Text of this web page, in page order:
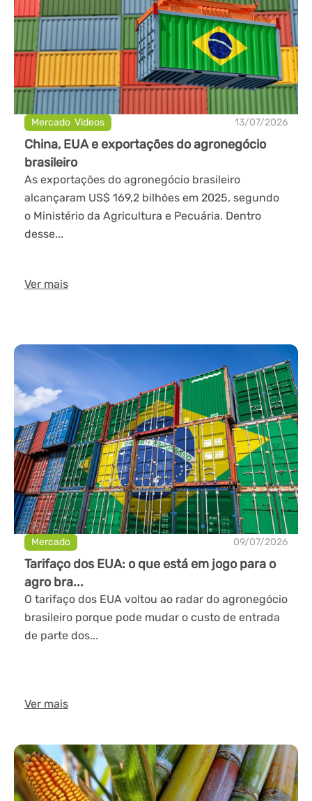
Mercado,Videos 13/07/2026
China, EUA e exportações do agronegócio
brasileiro
As exportações do agronegócio brasileiro
alcançaram US$ 169,2 bilhões em 2025, segundo
o Ministério da Agricultura e Pecuária. Dentro
desse...
Ver mais
Mercado 09/07/2026
Tarifaço dos EUA: o que está em jogo para o
agro bra...
O tarifaço dos EUA voltou ao radar do agronegócio
brasileiro porque pode mudar o custo de entrada
de parte dos...
Ver mais